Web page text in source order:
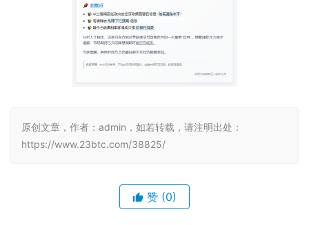
原创文章，作者：admin，如若转载，请注明出处：
https://www.23btc.com/38825/
赞 (0)